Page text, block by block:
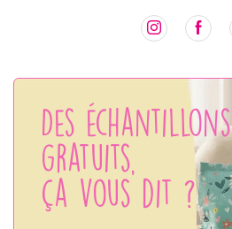
Des échantillons
gratuits,
ça vous dit ?